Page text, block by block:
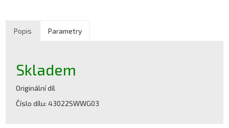
Popis Parametry
Skladem
Originální díl
Číslo dílu: 43022SWWG03